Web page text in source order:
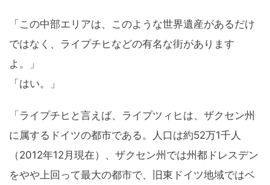
「この中部エリアは、このような世界遺産があるだけ
ではなく、ライプチヒなどの有名な街があります
よ。」
「はい。」
「ライプチヒと言えば、ライプツィヒは、ザクセン州
に属するドイツの都市である。人口は約52万1千人
（2012年12月現在）、ザクセン州では州都ドレスデン
をやや上回って最大の都市で、旧東ドイツ地域ではベ